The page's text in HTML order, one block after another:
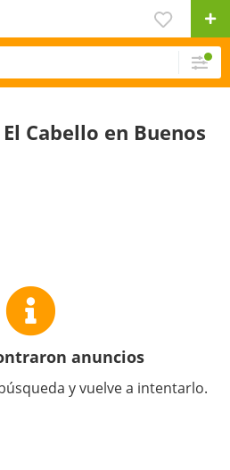
Cabello en Buenos
anuncios
y vuelve a intentarlo.